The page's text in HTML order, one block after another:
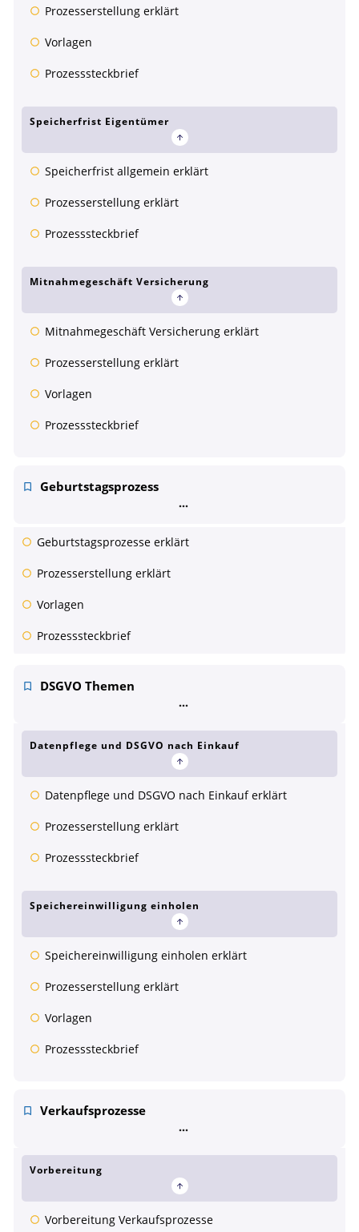
Prozesserstellung erklärt
Vorlagen
Prozesssteckbrief
Speicherfrist Eigentümer
Speicherfrist allgemein erklärt
Prozesserstellung erklärt
Prozesssteckbrief
Mitnahmegeschäft Versicherung
Mitnahmegeschäft Versicherung erklärt
Prozesserstellung erklärt
Vorlagen
Prozesssteckbrief
Geburtstagsprozess
Geburtstagsprozesse erklärt
Prozesserstellung erklärt
Vorlagen
Prozesssteckbrief
DSGVO Themen
Datenpflege und DSGVO nach Einkauf
Datenpflege und DSGVO nach Einkauf erklärt
Prozesserstellung erklärt
Prozesssteckbrief
Speichereinwilligung einholen
Speichereinwilligung einholen erklärt
Prozesserstellung erklärt
Vorlagen
Prozesssteckbrief
Verkaufsprozesse
Vorbereitung
Vorbereitung Verkaufsprozesse